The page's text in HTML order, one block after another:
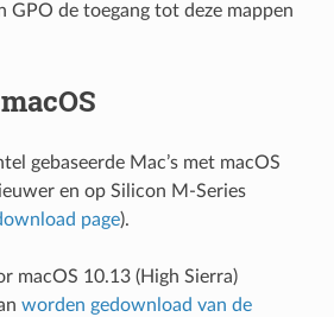
GPO de toegang tot deze mappen
gebaseerde Mac’s met macOS
en op Silicon M-Series
page).
macOS 10.13 (High Sierra)
worden gedownload van de